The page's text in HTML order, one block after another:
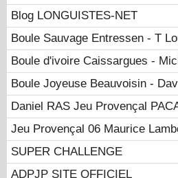
Blog LONGUISTES-NET
Boule Sauvage Entressen - T
Boule d'ivoire Caissargues -
Boule Joyeuse Beauvoisin -
Daniel RAS Jeu Provençal
Jeu Provençal 06 Maurice
SUPER CHALLENGE
ADPJP SITE OFFICIEL